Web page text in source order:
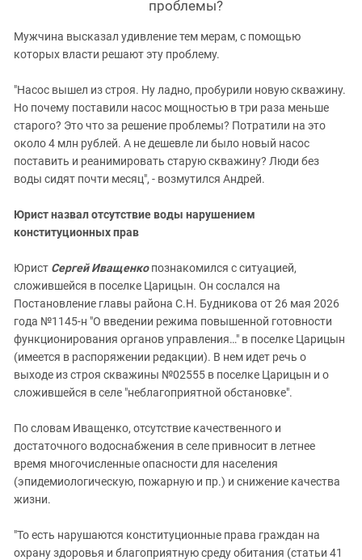
проблемы?
Мужчина высказал удивление тем мерам, с помощью
которых власти решают эту проблему.
"Насос вышел из строя. Ну ладно, пробурили новую скважину.
Но почему поставили насос мощностью в три раза меньше
старого? Это что за решение проблемы? Потратили на это
около 4 млн рублей. А не дешевле ли было новый насос
поставить и реанимировать старую скважину? Люди без
воды сидят почти месяц", - возмутился Андрей.
Юрист назвал отсутствие воды нарушением
конституционных прав
Юрист Сергей Иващенкопознакомился с ситуацией,
сложившейся в поселке Царицын. Он сослался на
Постановление главы района С.Н. Будникова от 26 мая 2026
года №1145-н "О введении режима повышенной готовности
функционирования органов управления…" в поселке Царицын
(имеется в распоряжении редакции). В нем идет речь о
выходе из строя скважины №02555 в поселке Царицын и о
сложившейся в селе "неблагоприятной обстановке".
По словам Иващенко, отсутствие качественного и
достаточного водоснабжения в селе привносит в летнее
время многочисленные опасности для населения
(эпидемиологическую, пожарную и пр.) и снижение качества
жизни.
"То есть нарушаются конституционные права граждан на
охрану здоровья и благоприятную среду обитания (статьи 41